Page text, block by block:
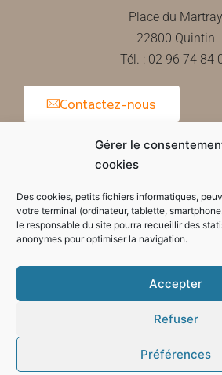
Gérer le
cookies
Des cookies, petits fichiers informatiques,
votre terminal (ordinateur, tablette,
le responsable du site pourra recueillir des
anonymes pour optimiser la navigation.
Accepter
Refuser
Préférences
Place du Martray
22800 Quintin
Tél. : 02 96 74 84
Contactez-nous
Horaires d'ouverture de